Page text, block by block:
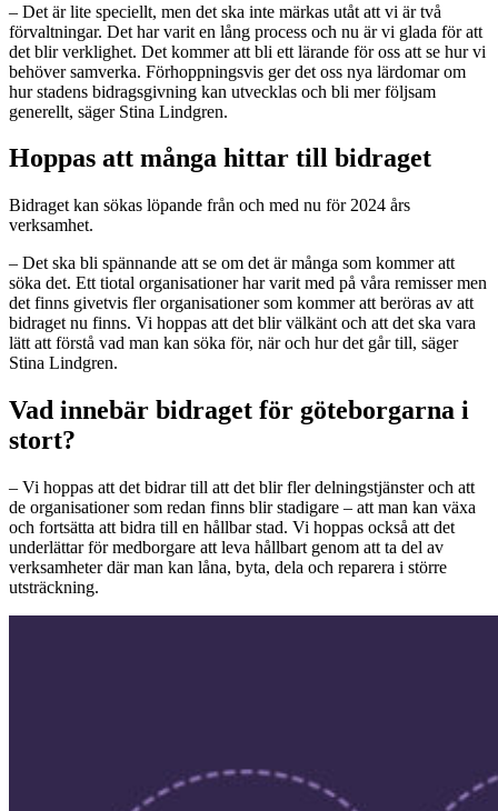
– Det är lite speciellt, men det ska inte märkas utåt att vi är två
förvaltningar. Det har varit en lång process och nu är vi glada för att
det blir verklighet. Det kommer att bli ett lärande för oss att se hur vi
behöver samverka. Förhoppningsvis ger det oss nya lärdomar om
hur stadens bidragsgivning kan utvecklas och bli mer följsam
generellt, säger Stina Lindgren.
Hoppas att många hittar till bidraget
Bidraget kan sökas löpande från och med nu för 2024 års
verksamhet.
– Det ska bli spännande att se om det är många som kommer att
söka det. Ett tiotal organisationer har varit med på våra remisser men
det finns givetvis fler organisationer som kommer att beröras av att
bidraget nu finns. Vi hoppas att det blir välkänt och att det ska vara
lätt att förstå vad man kan söka för, när och hur det går till, säger
Stina Lindgren.
Vad innebär bidraget för göteborgarna i
stort?
– Vi hoppas att det bidrar till att det blir fler delningstjänster och att
de organisationer som redan finns blir stadigare – att man kan växa
och fortsätta att bidra till en hållbar stad. Vi hoppas också att det
underlättar för medborgare att leva hållbart genom att ta del av
verksamheter där man kan låna, byta, dela och reparera i större
utsträckning.